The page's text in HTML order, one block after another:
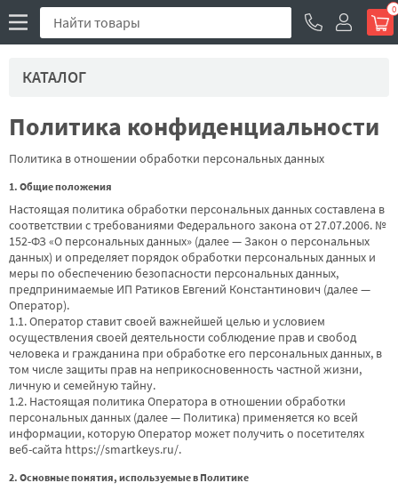
0
КАТАЛОГ
Политика конфиденциальности
Политика в отношении обработки персональных данных
1. Общие положения
Настоящая политика обработки персональных данных составлена в
соответствии с требованиями Федерального закона от 27.07.2006. №
152-ФЗ «О персональных данных» (далее — Закон о персональных
данных) и определяет порядок обработки персональных данных и
меры по обеспечению безопасности персональных данных,
предпринимаемые ИП Ратиков Евгений Константинович (далее —
Оператор).
1.1. Оператор ставит своей важнейшей целью и условием
осуществления своей деятельности соблюдение прав и свобод
человека и гражданина при обработке его персональных данных, в
том числе защиты прав на неприкосновенность частной жизни,
личную и семейную тайну.
1.2. Настоящая политика Оператора в отношении обработки
персональных данных (далее — Политика) применяется ко всей
информации, которую Оператор может получить о посетителях
веб-сайта https://smartkeys.ru/.
2. Основные понятия, используемые в Политике